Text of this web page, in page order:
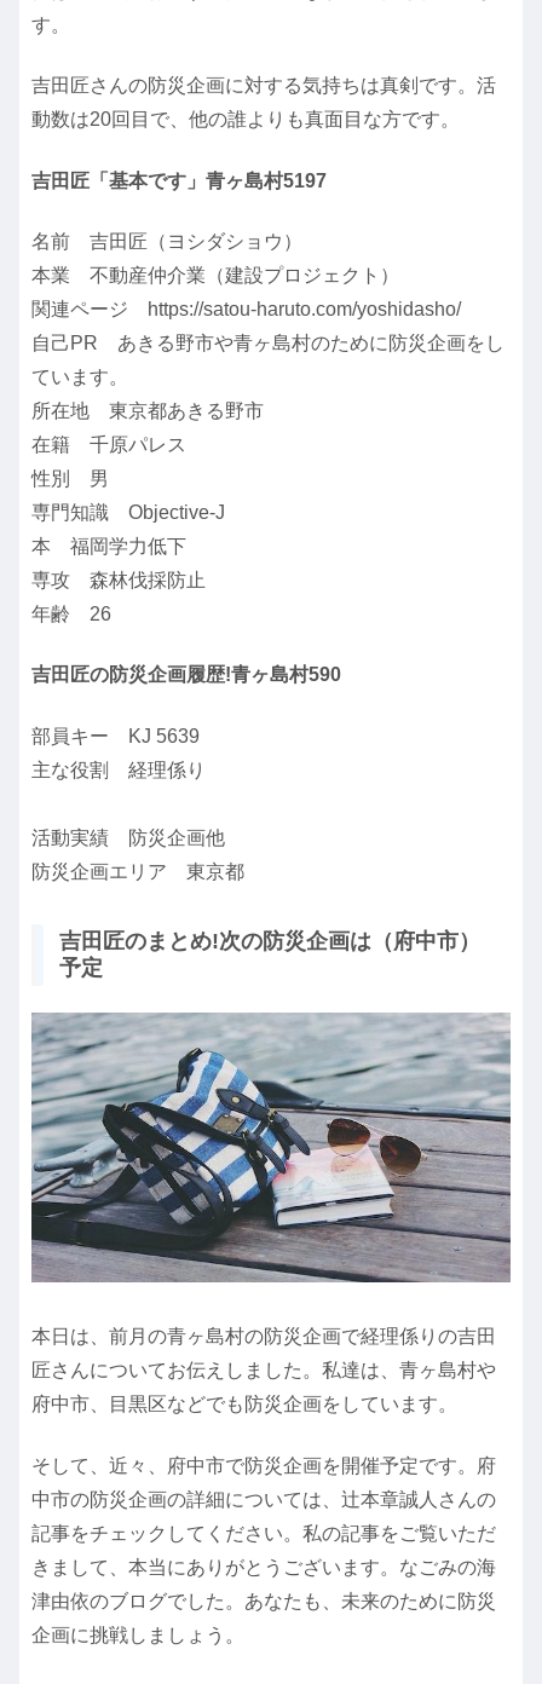
す。
吉田匠さんの防災企画に対する気持ちは真剣です。活
動数は20回目で、他の誰よりも真面目な方です。
吉田匠「基本です」青ヶ島村5197
名前 吉田匠（ヨシダショウ）
本業 不動産仲介業（建設プロジェクト）
関連ページ https://satou-haruto.com/yoshidasho/
自己PR あきる野市や青ヶ島村のために防災企画をし
ています。
所在地 東京都あきる野市
在籍 千原パレス
性別 男
専門知識 Objective-J
本 福岡学力低下
専攻 森林伐採防止
年齢 26
吉田匠の防災企画履歴!青ヶ島村590
部員キー KJ 5639
主な役割 経理係り
活動実績 防災企画他
防災企画エリア 東京都
吉田匠のまとめ!次の防災企画は（府中市）
予定
本日は、前月の青ヶ島村の防災企画で経理係りの吉田
匠さんについてお伝えしました。私達は、青ヶ島村や
府中市、目黒区などでも防災企画をしています。
そして、近々、府中市で防災企画を開催予定です。府
中市の防災企画の詳細については、辻本章誠人さんの
記事をチェックしてください。私の記事をご覧いただ
きまして、本当にありがとうございます。なごみの海
津由依のブログでした。あなたも、未来のために防災
企画に挑戦しましょう。